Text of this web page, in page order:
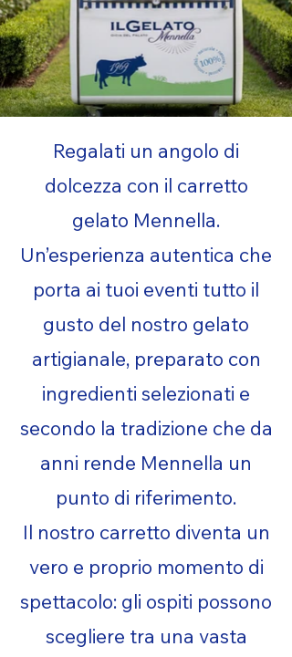
Regalati un angolo di
dolcezza con il carretto
gelato Mennella.
Un’esperienza autentica che
porta ai tuoi eventi tutto il
gusto del nostro gelato
artigianale, preparato con
ingredienti selezionati e
secondo la tradizione che da
anni rende Mennella un
punto di riferimento.
Il nostro carretto diventa un
vero e proprio momento di
spettacolo: gli ospiti possono
scegliere tra una vasta